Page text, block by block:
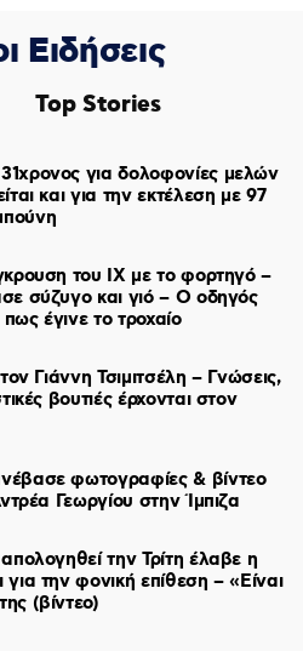
Ειδήσεις
Top Stories
για δολοφονίες μελών
και για την εκτέλεση με 97
του ΙΧ με το φορτηγό –
σύζυγο και γιό – Ο οδηγός
έγινε το τροχαίο
Γιάννη Τσιμιτσέλη – Γνώσεις,
βουτιές έρχονται στον
φωτογραφίες & βίντεο
Γεωργίου στην Ίμπιζα
την Τρίτη έλαβε η
την φονική επίθεση – «Είναι
(βίντεο)